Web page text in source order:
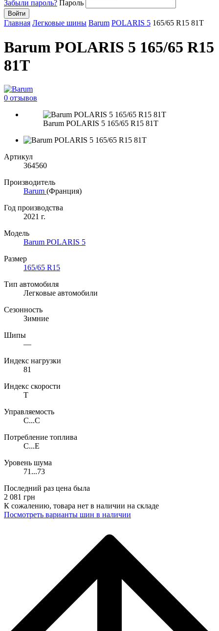
Забыли пароль? Пароль
Войти
Главная Легковые шины Barum POLARIS 5 165/65 R15 81T
Barum POLARIS 5 165/65 R15
81T
0 отзывов
Barum POLARIS 5 165/65 R15 81T
Артикул
364560
Производитель
Barum (Франция)
Год производства
2021 г.
Модель
Barum POLARIS 5
Размер
165/65 R15
Тип автомобиля
Легковые автомобили
Сезонность
Зимние
Шипы
—
Индекс нагрузки
81
Индекс скорости
T
Управляемость
C...C
Потребление топлива
C...E
Уровень шума
71...73
Последний раз цена была
2 081 грн
К сожалению, товара нет в наличии на складе
Поcмотреть варианты шин в наличии